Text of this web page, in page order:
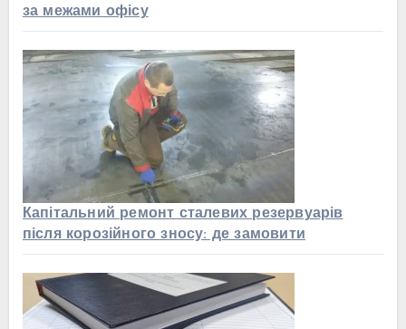
за межами офісу
Капітальний ремонт сталевих резервуарів
після корозійного зносу: де замовити